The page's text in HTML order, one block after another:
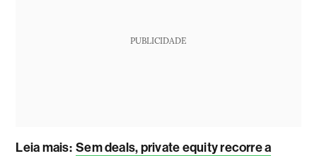
PUBLICIDADE
Leia mais: Sem deals, private equity recorre a